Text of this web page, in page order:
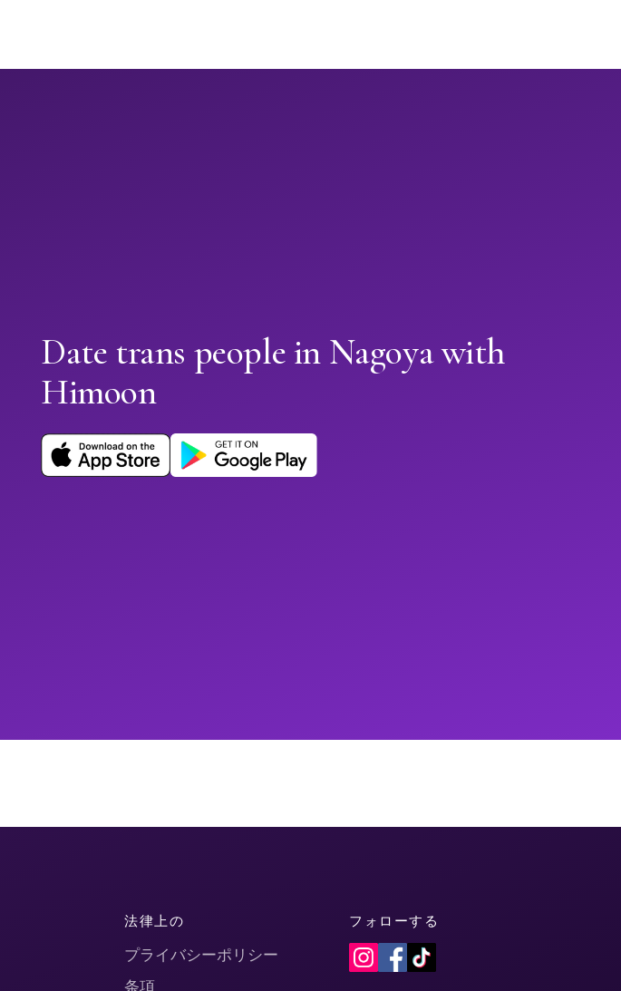
Date trans people in Nagoya with
Himoon
法律上の
プライバシーポリシー
フォローする